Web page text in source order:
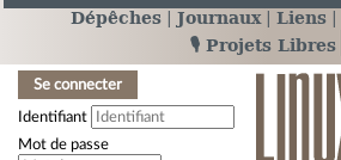
Dépêches Journaux Liens
🎙️ Projets Libres
Se connecter
Identifiant
Mot de passe